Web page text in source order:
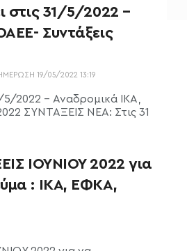
στις 31/5/2022 –
Συντάξεις
19/05/2022 13:19
5/2022 - Αναδρομικά ΙΚΑ,
ΣΥΝΤΑΞΕΙΣ ΝΕΑ: Στις 31
ΙΟΥΝΙΟΥ 2022 για
: ΙΚΑ, ΕΦΚΑ,